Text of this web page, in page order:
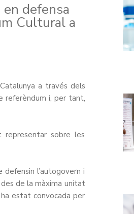
defensa
Cultural a
a través dels
referèndum i, per tant,
representar sobre les
l’autogovern i
de la màxima unitat
ha estat convocada per